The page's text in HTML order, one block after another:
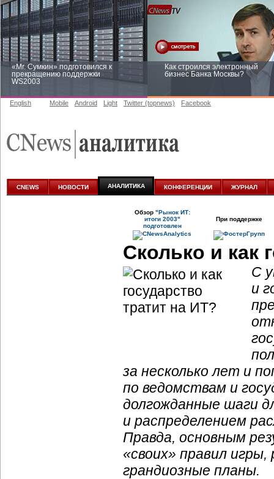
«Mr. Сумкин» подготовился к
прекращению поддержки
WS2003
Как строился электронный
бизнес Банка Москвы?
аналитике
English Mobile Android Light Twitter (topnews) Facebook
CNEWS НОВОСТИ АНАЛИТИКА КОНФЕРЕНЦИИ ЖУРНАЛ
Обзор "Рынок ИТ:
итоги 2003"
подготовлен
При поддержке
Сколько и как
С
и
за несколько лет и
по ведомствам и
долгожданные шаги
и распределением
Правда, основным
«своих» правил
грандиозные планы.